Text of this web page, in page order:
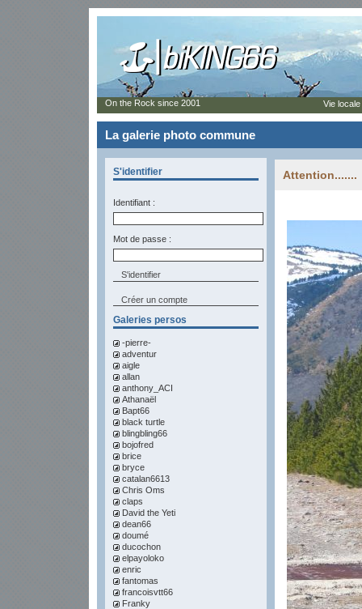
La galerie photo commune
S'identifier
Identifiant :
Mot de passe :
Créer un compte
Galeries persos
-pierre-
adventur
aigle
allan
anthony_ACI
Athanaël
Bapt66
black turtle
blingbling66
bojofred
brice
bryce
catalan6613
Chris Oms
claps
David the Yeti
dean66
doumé
ducochon
elpayoloko
enric
fantomas
francoisvtt66
Franky
Attention.......
On the Rock since 2001 Vie